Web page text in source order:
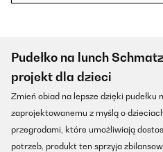
Pudełko na lunch
projekt dla dzieci
Zmień obiad na lepsze dzięki pudełku
zaprojektowanemu z myślą o
przegrodami, które umożliwiają
potrzeb, produkt ten sprzyja